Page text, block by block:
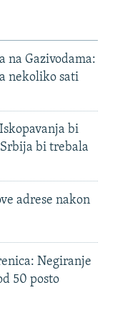
na Gazivodama:
nekoliko sati
bi
bi trebala
adrese nakon
Negiranje
50 posto